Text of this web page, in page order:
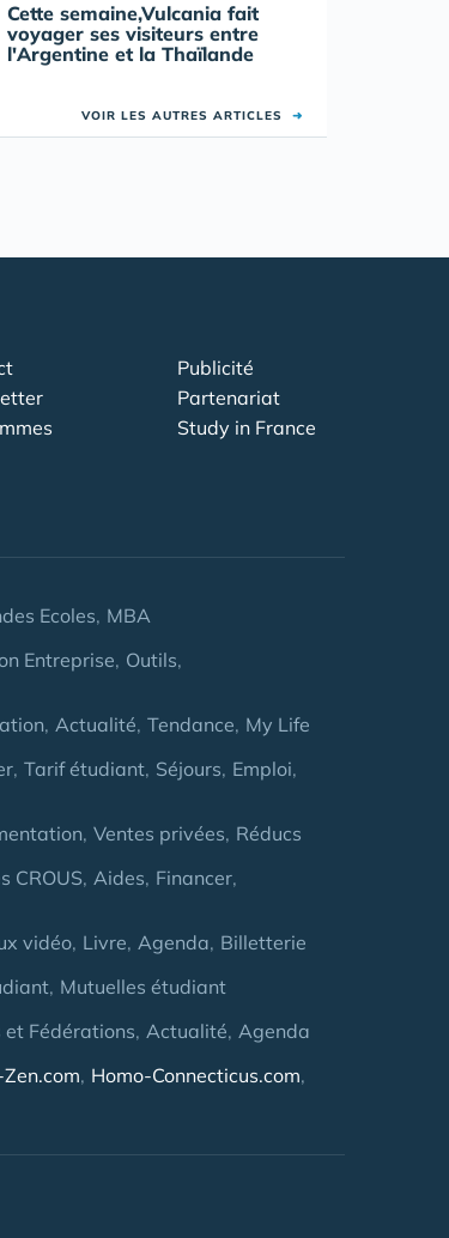
Cette semaine,Vulcania fait
voyager ses visiteurs entre
l'Argentine et la Thaïlande
VOIR LES AUTRES ARTICLES ➜
Publicité
Partenariat
Study in France
Ecoles MBA
Entreprise Outils
Actualité Tendance My Life
Tarif étudiant Séjours Emploi
Ventes privées Réducs
CROUS Aides Financer
vidéo Livre Agenda Billetterie
Mutuelles étudiant
et Fédérations Actualité Agenda
Homo-Connecticus.com